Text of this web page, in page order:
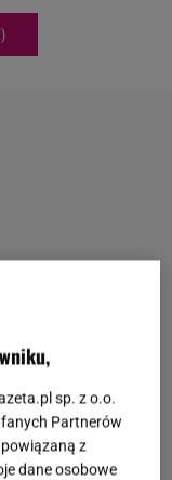
sp. z o.o.
Partnerów
powiązaną z
dane osobowe